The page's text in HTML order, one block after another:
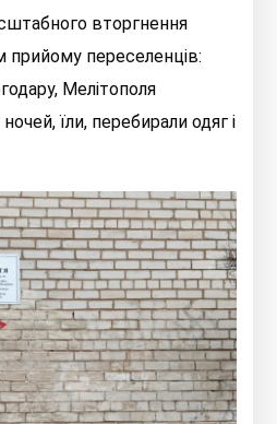
вторгнення
прийому переселенців:
Мелітополя
їли, перебирали одяг і